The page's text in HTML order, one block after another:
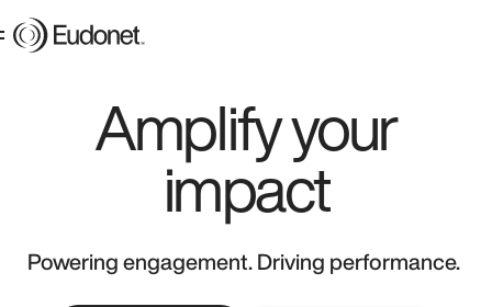
Amplify your
impact
Powering engagement. Driving performance.